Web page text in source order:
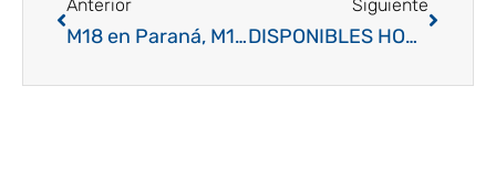
Anterior
M18 en Paraná, M15 en Junín: hacia allá fue la armada FGSL en el inicio del Ranking AAG
Siguiente
DISPONIBLES HORARIOS M15 Y M18 Ahora si: el Ranking Argentino AAG M15 desembarca en el CC El Paso desde el jueves al sábado